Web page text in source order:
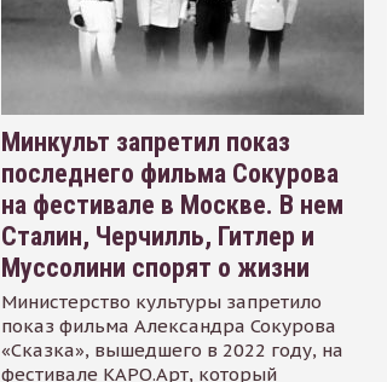
Минкульт запретил показ
последнего фильма Сокурова
на фестивале в Москве. В нем
Сталин, Черчилль, Гитлер и
Муссолини спорят о жизни
Министерство культуры запретило
показ фильма Александра Сокурова
«Сказка», вышедшего в 2022 году, на
фестивале КАРО.Арт, который